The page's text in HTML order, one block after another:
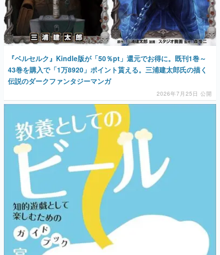
『ベルセルク』Kindle版が「50％pt」還元でお得に。既刊1巻～
43巻を購入で「1万8920」ポイント貰える。三浦建太郎氏の描く
伝説のダークファンタジーマンガ
2026年7月25日 公開